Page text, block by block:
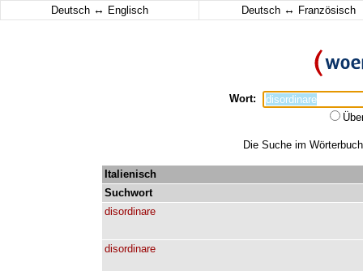
Deutsch ↔ Englisch Deutsch ↔ Französisch
Wort:
Die Suche im
Italienisch
Suchwort
disordinare
disordinare